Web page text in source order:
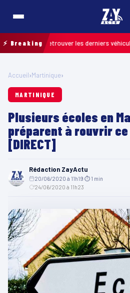
⚡ Breaking
pour retrouver les derniers véhicules
Accueil›Martinique›
MARTINIQUE
Plusieurs écoles en
préparent à rouvrir
[DIRECT]
Rédaction ZayActu
20/06/2020 à 11h19 ⏱ 1 min
24/06/2020 à 11h23